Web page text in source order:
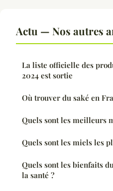
Actu — Nos autres
La liste officielle des
2024 est sortie
Où trouver du saké en
Quels sont les meilleurs
Quels sont les miels les
Quels sont les bienfaits
la santé ?